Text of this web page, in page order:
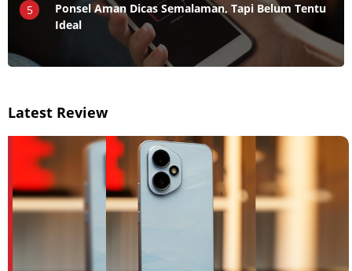
5
Ponsel Aman Dicas Semalaman, Tapi Belum Tentu
Ideal
Latest Review